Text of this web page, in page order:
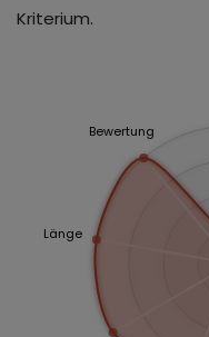
Kriterium.
Länge
Bewertung